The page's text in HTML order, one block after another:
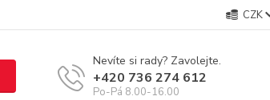
CZK
Nevíte si rady? Zavolejte.
+420 736 274 612
Po-Pá 8.00-16.00